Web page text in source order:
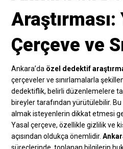
Araştırması:
Çerçeve ve
Ankara’da özel dedektif
çerçeveler ve sınırlamalarla
dedektiflik, belirli düzenlemelere
bireyler tarafından yürütülebilir.
almak isteyenlerin dikkat etmesi
Yasal çerçeve, özellikle gizlilik ve
açısından oldukça önemlidir.